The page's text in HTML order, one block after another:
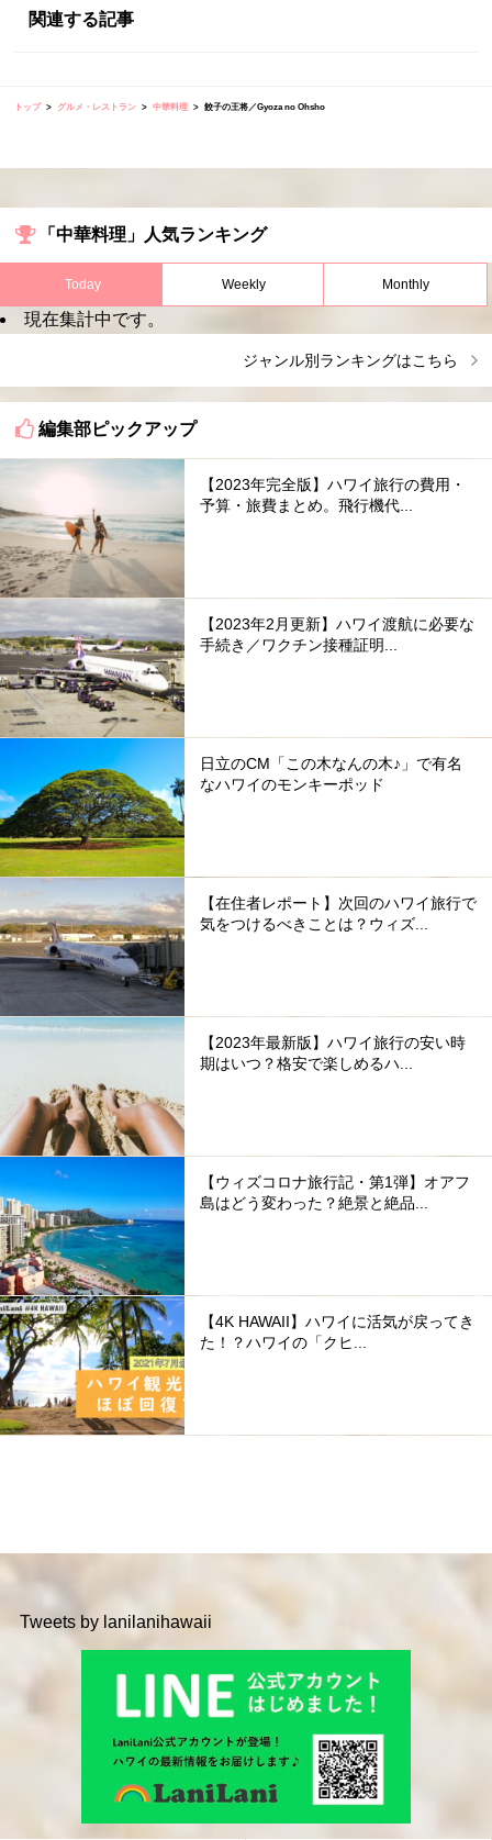
関連する記事
トップ グルメ・レストラン 中華料理 餃子の王将／Gyoza no Ohsho
「中華料理」人気ランキング
Today Weekly Monthly
現在集計中です。
ジャンル別ランキングはこちら
編集部ピックアップ
【2023年完全版】ハワイ旅行の費用・
予算・旅費まとめ。飛行機代...
【2023年2月更新】ハワイ渡航に必要な
手続き／ワクチン接種証明...
日立のCM「この木なんの木♪」で有名
なハワイのモンキーポッド
【在住者レポート】次回のハワイ旅行で
気をつけるべきことは？ウィズ...
【2023年最新版】ハワイ旅行の安い時
期はいつ？格安で楽しめるハ...
【ウィズコロナ旅行記・第1弾】オアフ
島はどう変わった？絶景と絶品...
【4K HAWAII】ハワイに活気が戻ってき
た！？ハワイの「クヒ...
Tweets by lanilanihawaii